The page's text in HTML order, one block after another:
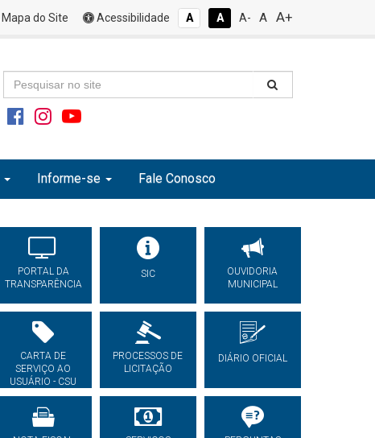
Mapa do Site Acessibilidade A A A- A A+
Informe-se Fale Conosco
PORTAL DA
TRANSPARÊNCIA
SIC
OUVIDORIA
MUNICIPAL
CARTA DE
SERVIÇO AO
USUÁRIO - CSU
PROCESSOS DE
LICITAÇÃO
DIÁRIO OFICIAL